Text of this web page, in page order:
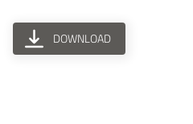
DOWNLOAD